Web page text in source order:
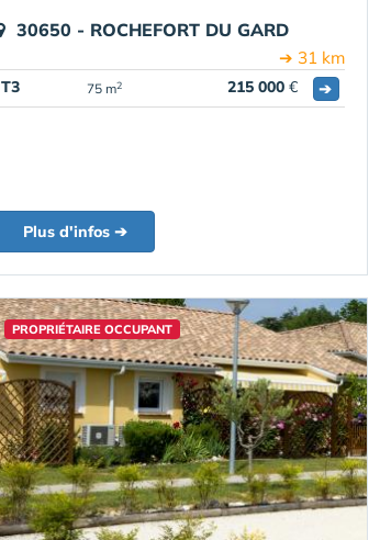
30650 - ROCHEFORT DU GARD
➔ 31 km
T3 75 m2 215 000 € ➔
Plus d'infos ➔
PROPRIÉTAIRE OCCUPANT